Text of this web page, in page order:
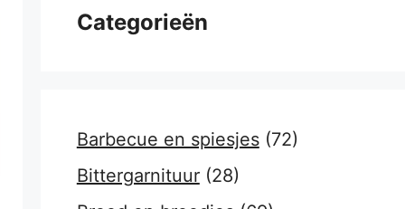
Categorieën
Barbecue en spiesjes(72)
Bittergarnituur(28)